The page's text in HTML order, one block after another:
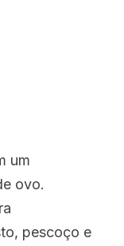
um
ovo.
pescoço e